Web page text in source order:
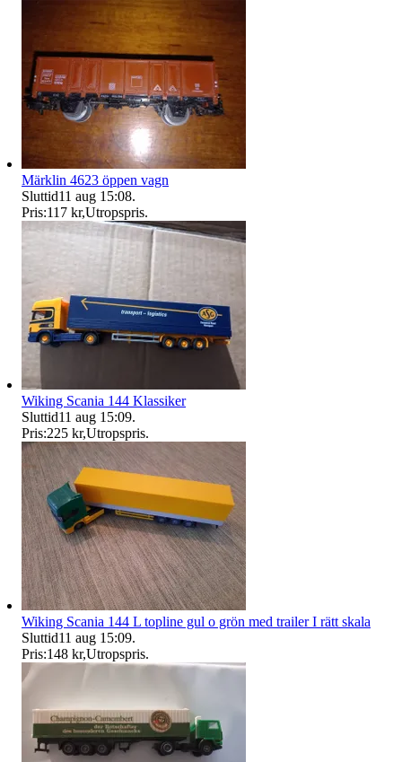
Märklin 4623 öppen vagn
Sluttid11 aug 15:08.
Pris:117 kr,Utropspris.
Wiking Scania 144 Klassiker
Sluttid11 aug 15:09.
Pris:225 kr,Utropspris.
Wiking Scania 144 L topline gul o grön med trailer I rätt skala
Sluttid11 aug 15:09.
Pris:148 kr,Utropspris.